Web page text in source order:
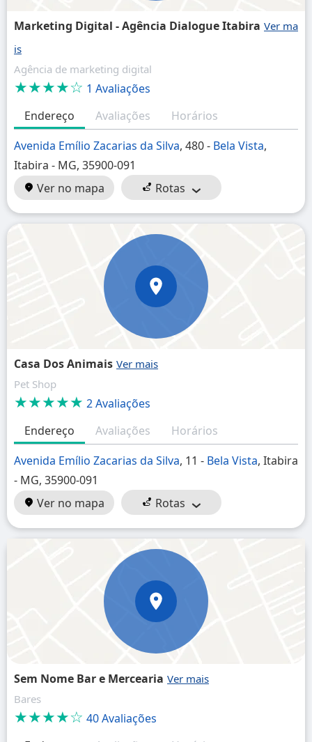
Marketing Digital - Agência Dialogue Itabira
Agência de marketing digital
★★★★☆ 1 Avaliações
Endereço
Avaliações
Horários
Avenida Emílio Zacarias da Silva, 480 - Bela Vista,
Itabira - MG, 35900-091
Ver no mapa
Rotas
Casa Dos Animais
Pet Shop
★★★★★ 2 Avaliações
Endereço
Avaliações
Horários
Avenida Emílio Zacarias da Silva, 11 - Bela Vista, Itabira
- MG, 35900-091
Ver no mapa
Rotas
Sem Nome Bar e Mercearia
Bares
★★★★☆ 40 Avaliações